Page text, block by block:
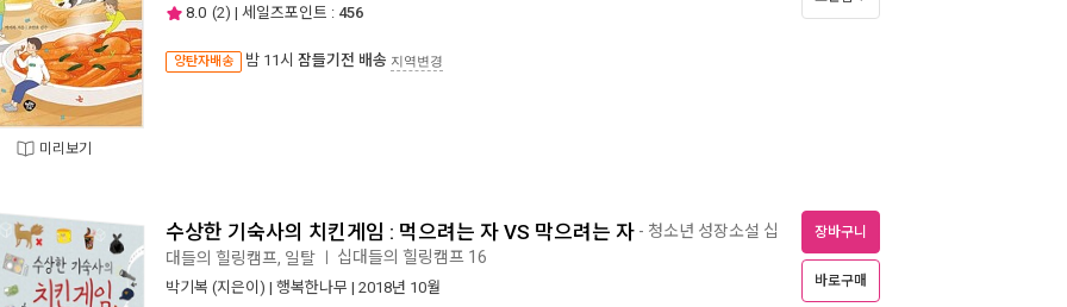
미리보기
8.0 (2) | 세일즈포인트 : 456
양탄자배송 밤 11시 잠들기전 배송 지역변경
수상한 기숙사의 치킨게임 : 먹으려는 자 VS 막으려는 자 - 청소년 성장소설 십
대들의 힐링캠프, 일탈 십대들의 힐링캠프 16
박기복 (지은이) | 행복한나무 | 2018년 10월
장바구니
바로구매